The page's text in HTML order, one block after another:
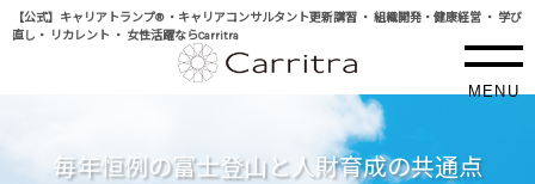
【公式】キャリアトランプ® ・キャリアコンサルタント更新講習 ・ 組織開発・健康経営 ・ 学び
直し・ リカレント ・ 女性活躍ならCarritra
MENU
毎年恒例の富士登山と人財育成の共通点